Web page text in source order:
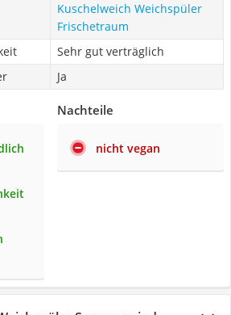
Kuschelweich Weichspüler
Frischetraum
Sehr gut verträglich
Ja
Nachteile
nicht vegan